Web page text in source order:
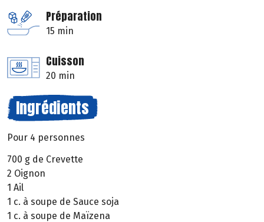
Préparation
15 min
Cuisson
20 min
Ingrédients
Pour 4 personnes
700 g de Crevette
2 Oignon
1 Ail
1 c. à soupe de Sauce soja
1 c. à soupe de Maïzena